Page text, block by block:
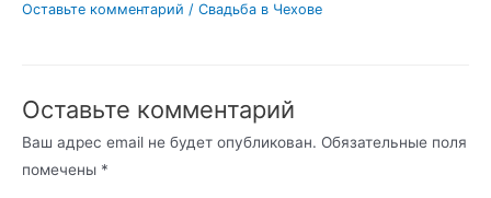
Оставьте комментарий / Свадьба в Чехове
Оставьте комментарий
Ваш адрес email не будет опубликован. Обязательные поля
помечены *